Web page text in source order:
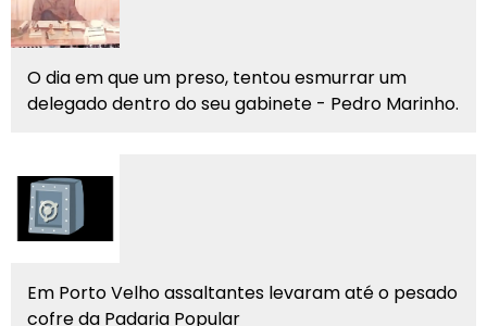
O dia em que um preso, tentou esmurrar um
delegado dentro do seu gabinete - Pedro Marinho.
Em Porto Velho assaltantes levaram até o pesado
cofre da Padaria Popular